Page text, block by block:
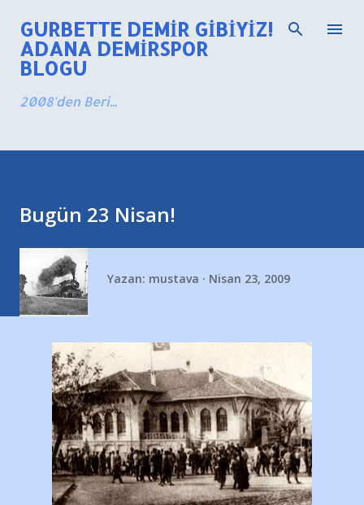
Ana içeriğe atla
GURBETTE DEMIR GIBIYIZ!
ADANA DEMIRSPOR
BLOGU
2008'den Beri...
Bugün 23 Nisan!
Yazan: mustava Nisan 23, 2009